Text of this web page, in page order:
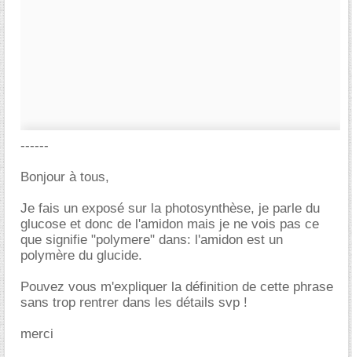
------
Bonjour à tous,
Je fais un exposé sur la photosynthèse, je parle du
glucose et donc de l'amidon mais je ne vois pas ce
que signifie "polymere" dans: l'amidon est un
polymère du glucide.
Pouvez vous m'expliquer la définition de cette phrase
sans trop rentrer dans les détails svp !
merci